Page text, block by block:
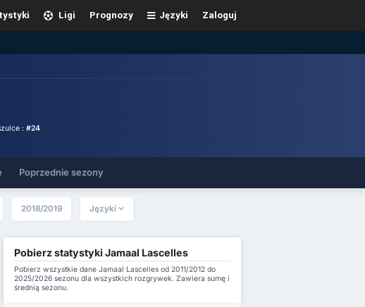
Zaloguj
Języki
Prognozy
Ligi
: #24
Poprzednie sezony
2018/2019 Języki
Pobierz statystyki Jamaal Lascelles
Pobierz wszystkie dane Jamaal Lascelles od 2011/2012 do
2025/2026 sezonu dla wszystkich rozgrywek. Zawiera sumę i
średnią sezonu.